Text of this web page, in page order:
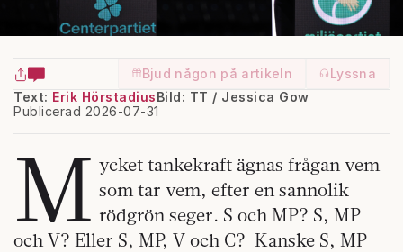
Bjud någon på artikeln
Lyssna
Text: Erik Hörstadius
Publicerad 2026-07-31
Bild: TT / Jessica Gow
M ycket tankekraft ägnas frågan vem
som tar vem, efter en sannolik
rödgrön seger. S och MP? S, MP
och V? Eller S, MP, V och C? Kanske S, MP